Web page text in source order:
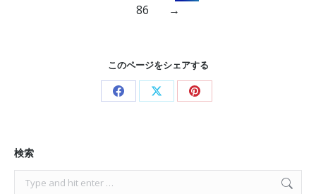
86
→
このページをシェアする
Share Share Share
検索
Search: